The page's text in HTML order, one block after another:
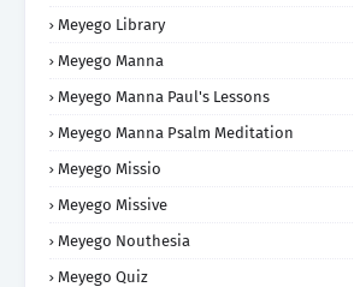
Meyego Library
Meyego Manna
Meyego Manna Paul's Lessons
Meyego Manna Psalm Meditation
Meyego Missio
Meyego Missive
Meyego Nouthesia
Meyego Quiz